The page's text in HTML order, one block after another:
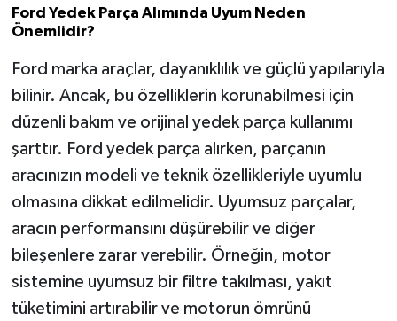
Ford Yedek Parça Alımında Uyum Neden
Önemlidir?
Ford marka araçlar, dayanıklılık ve güçlü yapılarıyla
bilinir. Ancak, bu özelliklerin korunabilmesi için
düzenli bakım ve orijinal yedek parça kullanımı
şarttır. Ford yedek parça alırken, parçanın
aracınızın modeli ve teknik özellikleriyle uyumlu
olmasına dikkat edilmelidir. Uyumsuz parçalar,
aracın performansını düşürebilir ve diğer
bileşenlere zarar verebilir. Örneğin, motor
sistemine uyumsuz bir filtre takılması, yakıt
tüketimini artırabilir ve motorun ömrünü